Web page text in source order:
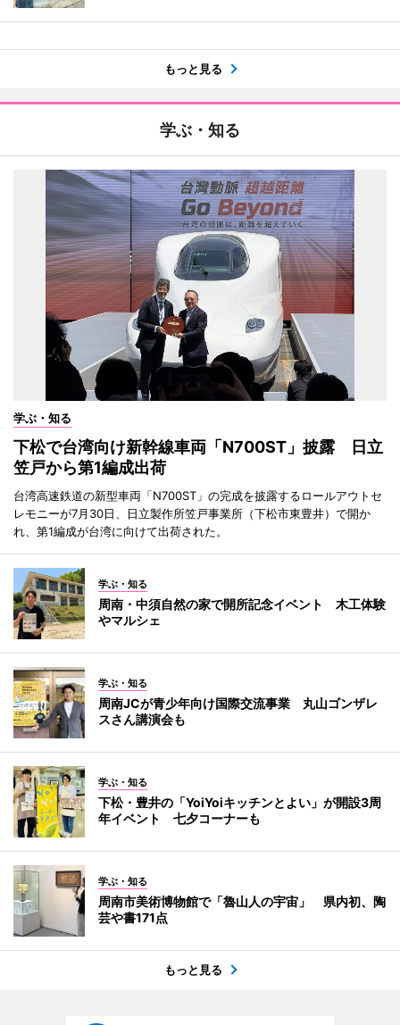
もっと見る
学ぶ・知る
学ぶ・知る
下松で台湾向け新幹線車両「N700ST」披露 日立
笠戸から第1編成出荷
台湾高速鉄道の新型車両「N700ST」の完成を披露するロールアウトセ
レモニーが7月30日、日立製作所笠戸事業所（下松市東豊井）で開か
れ、第1編成が台湾に向けて出荷された。
学ぶ・知る
周南・中須自然の家で開所記念イベント 木工体験
やマルシェ
学ぶ・知る
周南JCが青少年向け国際交流事業 丸山ゴンザレ
スさん講演会も
学ぶ・知る
下松・豊井の「YoiYoiキッチンとよい」が開設3周
年イベント 七夕コーナーも
学ぶ・知る
周南市美術博物館で「魯山人の宇宙」 県内初、陶
芸や書171点
もっと見る